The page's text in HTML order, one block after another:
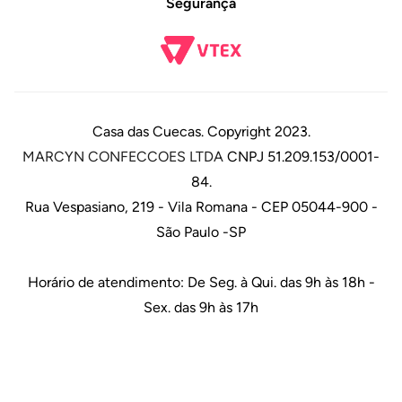
Casa das Cuecas. Copyright 2023.
MARCYN CONFECCOES LTDA CNPJ 51.209.153/0001-
84.
Rua Vespasiano, 219 - Vila Romana - CEP 05044-900 -
São Paulo -SP
Horário de atendimento: De Seg. à Qui. das 9h às 18h -
Sex. das 9h às 17h